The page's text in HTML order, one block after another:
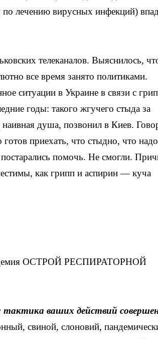
лечению вирусных инфекций)
телеканалов. Выяснилось,
все время занято политиками.
ситуации в Украине в связи с
годы: такого жгучего стыда за
душа, позвонил в Киев.
приехать, что стыдно, что надо
помочь. Не смогли.
как грипп и аспирин — куча
ОСТРОЙ РЕСПИРАТОРНОЙ
тактика ваших действий
свиной, слоновий,